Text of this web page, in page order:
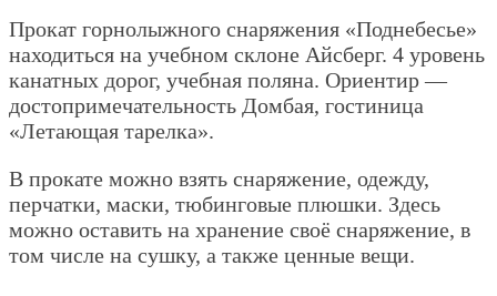
Прокат горнолыжного снаряжения «Поднебесье»
находиться на учебном склоне Айсберг. 4 уровень
канатных дорог, учебная поляна. Ориентир —
достопримечательность Домбая, гостиница
«Летающая тарелка».
В прокате можно взять снаряжение, одежду,
перчатки, маски, тюбинговые плюшки. Здесь
можно оставить на хранение своё снаряжение, в
том числе на сушку, а также ценные вещи.